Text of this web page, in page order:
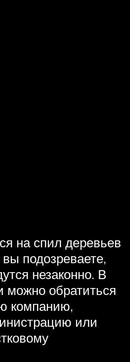
на спил деревьев
подозреваете,
незаконно. В
можно обратиться
компанию,
или